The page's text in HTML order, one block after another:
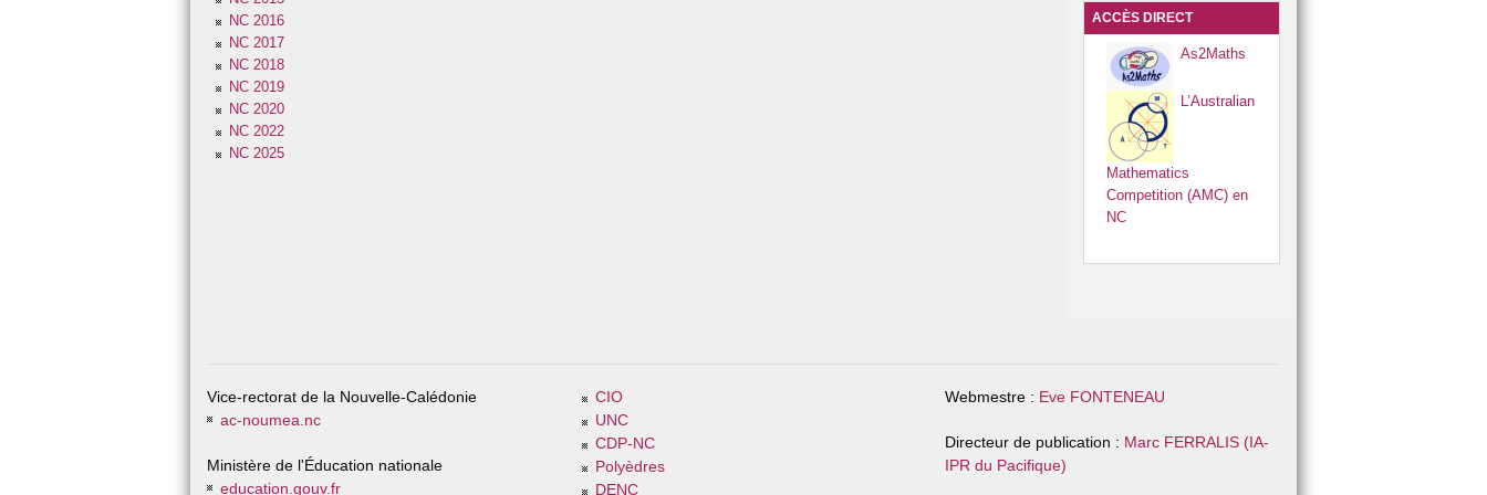
NC 2016
NC 2017
NC 2018
NC 2019
NC 2020
NC 2022
NC 2025
ACCÈS DIRECT
As2Maths
L’Australian
Mathematics
Competition (AMC) en
NC
Vice-rectorat de la Nouvelle-Calédonie
ac-noumea.nc
Ministère de l'Éducation nationale
education.gouv.fr
CIO
UNC
CDP-NC
Polyèdres
DENC
Webmestre : Eve FONTENEAU
Directeur de publication : Marc FERRALIS (IA-
IPR du Pacifique)